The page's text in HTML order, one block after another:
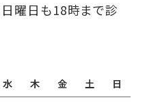
曜日も18時まで診
水 木 金 土 日